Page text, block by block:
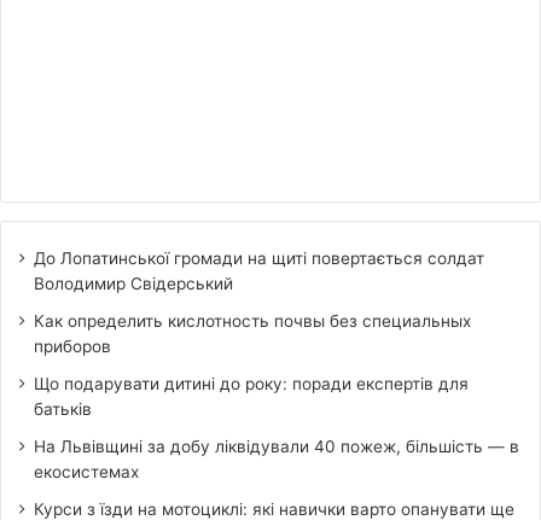
До Лопатинської громади на щиті повертається солдат
Володимир Свідерський
Как определить кислотность почвы без специальных
приборов
Що подарувати дитині до року: поради експертів для
батьків
На Львівщині за добу ліквідували 40 пожеж, більшість — в
екосистемах
Курси з їзди на мотоциклі: які навички варто опанувати ще